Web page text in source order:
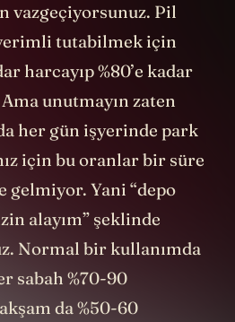
vazgeçiyorsunuz. Pil
tutabilmek için
harcayıp %80’e kadar
unutmayın zaten
her gün işyerinde park
için bu oranlar bir süre
gelmiyor. Yani “depo
alayım” şeklinde
Normal bir kullanımda
sabah %70-90
da %50-60